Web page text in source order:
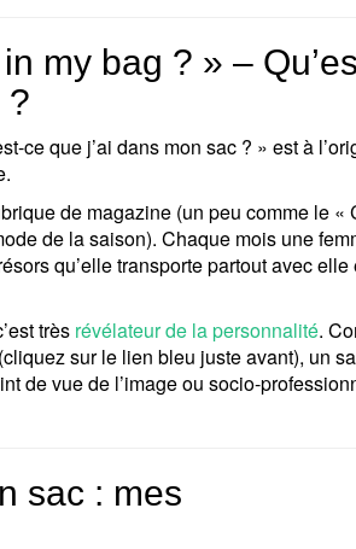
my bag ? » –
?
ce que j’ai dans mon sac ? » est à
de magazine (un peu comme le «
de la saison). Chaque mois une
qu’elle transporte partout avec elle
très révélateur de la personnalité.
sur le lien bleu juste avant), un
de vue de l’image ou socio-
sac : mes